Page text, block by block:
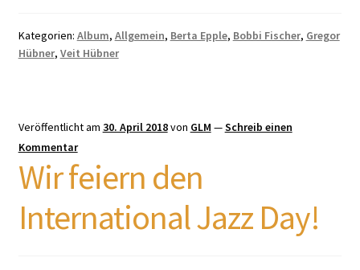
Kategorien: Album, Allgemein, Berta Epple, Bobbi Fischer, Gregor
Hübner, Veit Hübner
Veröffentlicht am 30. April 2018von GLM —Schreib einen
Kommentar
Wir feiern den
International Jazz Day!